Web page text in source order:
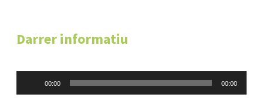
Darrer informatiu
00:00 00:00